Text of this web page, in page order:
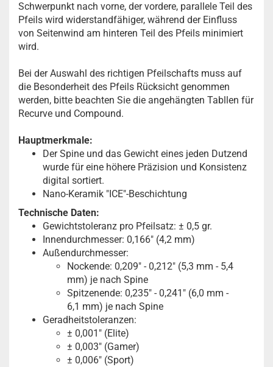
Schwerpunkt nach vorne, der vordere, parallele Teil des
Pfeils wird widerstandfähiger, während der Einfluss
von Seitenwind am hinteren Teil des Pfeils minimiert
wird.
Bei der Auswahl des richtigen Pfeilschafts muss auf
die Besonderheit des Pfeils Rücksicht genommen
werden, bitte beachten Sie die angehängten Tabllen für
Recurve und Compound.
Hauptmerkmale:
Der Spine und das Gewicht eines jeden Dutzend
wurde für eine höhere Präzision und Konsistenz
digital sortiert.
Nano-Keramik "ICE"-Beschichtung
Technische Daten:
Gewichtstoleranz pro Pfeilsatz: ± 0,5 gr.
Innendurchmesser: 0,166" (4,2 mm)
Außendurchmesser:
Nockende: 0,209" - 0,212" (5,3 mm - 5,4
mm) je nach Spine
Spitzenende: 0,235" - 0,241" (6,0 mm -
6,1 mm) je nach Spine
Geradheitstoleranzen:
± 0,001" (Elite)
± 0,003" (Gamer)
± 0,006" (Sport)